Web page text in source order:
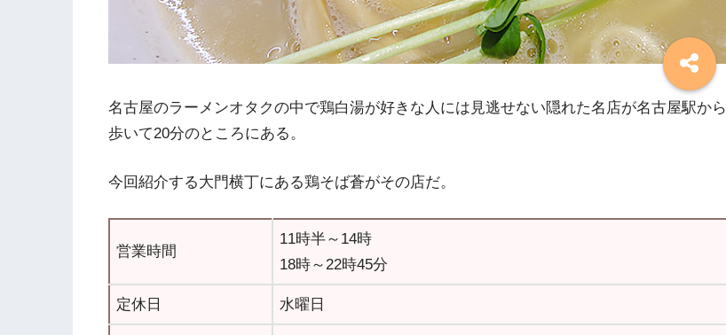
名古屋のラーメンオタクの中で鶏白湯が好きな人には見逃せない隠れた名店が名古屋駅から
歩いて20分のところにある。
今回紹介する大門横丁にある鶏そば蒼がその店だ。
営業時間
11時半～14時
18時～22時45分
定休日 水曜日